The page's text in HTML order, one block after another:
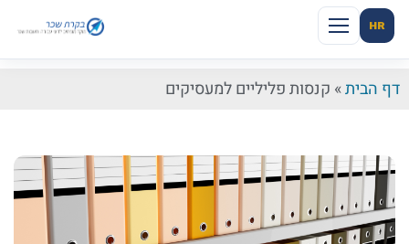
HR
דף הבית» קנסות פליליים למעסיקים